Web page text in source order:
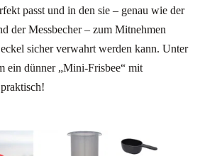
passt und in den sie – genau wie der
der Messbecher – zum Mitnehmen
sicher verwahrt werden kann. Unter
ein dünner „Mini-Frisbee“ mit